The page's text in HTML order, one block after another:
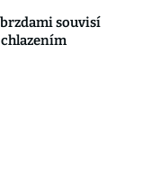
souvisí